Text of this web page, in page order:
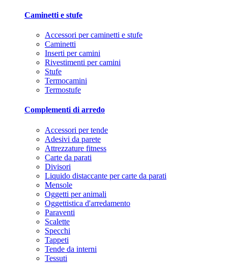
Caminetti e stufe
Accessori per caminetti e stufe
Caminetti
Inserti per camini
Rivestimenti per camini
Stufe
Termocamini
Termostufe
Complementi di arredo
Accessori per tende
Adesivi da parete
Attrezzature fitness
Carte da parati
Divisori
Liquido distaccante per carte da parati
Mensole
Oggetti per animali
Oggettistica d'arredamento
Paraventi
Scalette
Specchi
Tappeti
Tende da interni
Tessuti